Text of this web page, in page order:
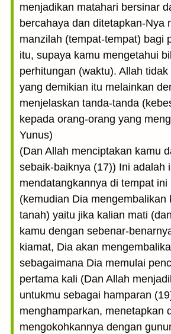
menjadikan matahari bersinar
bercahaya dan ditetapkan-Nya
manzilah (tempat-tempat) bagi
itu, supaya kamu mengetahui
perhitungan (waktu). Allah
yang demikian itu melainkan
menjelaskan tanda-tanda
kepada orang-orang yang
Yunus)
(Dan Allah menciptakan kamu
sebaik-baiknya (17)) Ini adalah
mendatangkannya di tempat ini
(kemudian Dia mengembalikan
tanah) yaitu jika kalian mati
kamu dengan sebenar-
kiamat, Dia akan
sebagaimana Dia memulai
pertama kali (Dan Allah
untukmu sebagai hamparan
menghamparkan, menetapkan
mengokohkannya dengan